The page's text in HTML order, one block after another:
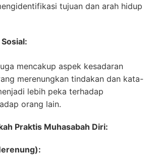
tujuan dan arah hidup
mencakup aspek kesadaran
merenungkan tindakan dan kata-
lebih peka terhadap
orang lain.
Praktis Muhasabah Diri: